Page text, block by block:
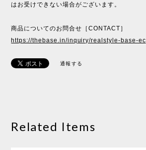
はお受けできない場合がございます。
商品についてのお問合せ［CONTACT］
https://thebase.in/inquiry/realstyle-base-ec
通報する
Related Items